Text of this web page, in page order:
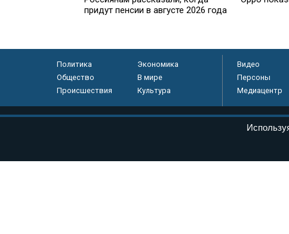
придут пенсии в августе 2026 года
Политика
Экономика
Общество
В мире
Происшествия
Культура
Видео
Персоны
Медиацентр